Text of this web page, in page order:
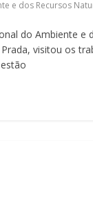
e dos Recursos
do Ambiente e
visitou os